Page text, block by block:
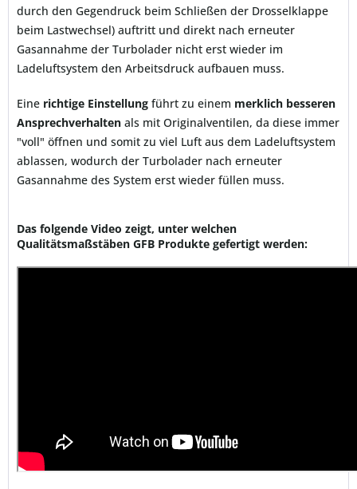
durch den Gegendruck beim Schließen der Drosselklappe
beim Lastwechsel) auftritt und direkt nach erneuter
Gasannahme der Turbolader nicht erst wieder im
Ladeluftsystem den Arbeitsdruck aufbauen muss.
Eine richtige Einstellung führt zu einem merklich besseren
Ansprechverhalten als mit Originalventilen, da diese immer
"voll" öffnen und somit zu viel Luft aus dem Ladeluftsystem
ablassen, wodurch der Turbolader nach erneuter
Gasannahme des System erst wieder füllen muss.
Das folgende Video zeigt, unter welchen
Qualitätsmaßstäben GFB Produkte gefertigt werden: